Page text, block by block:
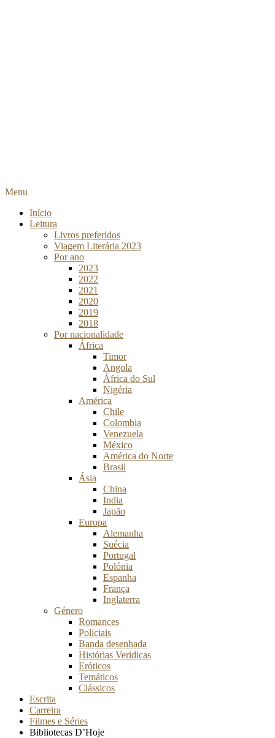
Menu
Início
Leitura
Livros preferidos
Viagem Literária 2023
Por ano
2023
2022
2021
2020
2019
2018
Por nacionalidade
África
Timor
Angola
África do Sul
Nigéria
América
Chile
Colombia
Venezuela
México
América do Norte
Brasil
Ásia
China
India
Japão
Europa
Alemanha
Suécia
Portugal
Polónia
Espanha
França
Inglaterra
Género
Romances
Policiais
Banda desenhada
Histórias Veridicas
Eróticos
Temáticos
Clássicos
Escrita
Carreira
Filmes e Séries
Bibliotecas D’Hoje